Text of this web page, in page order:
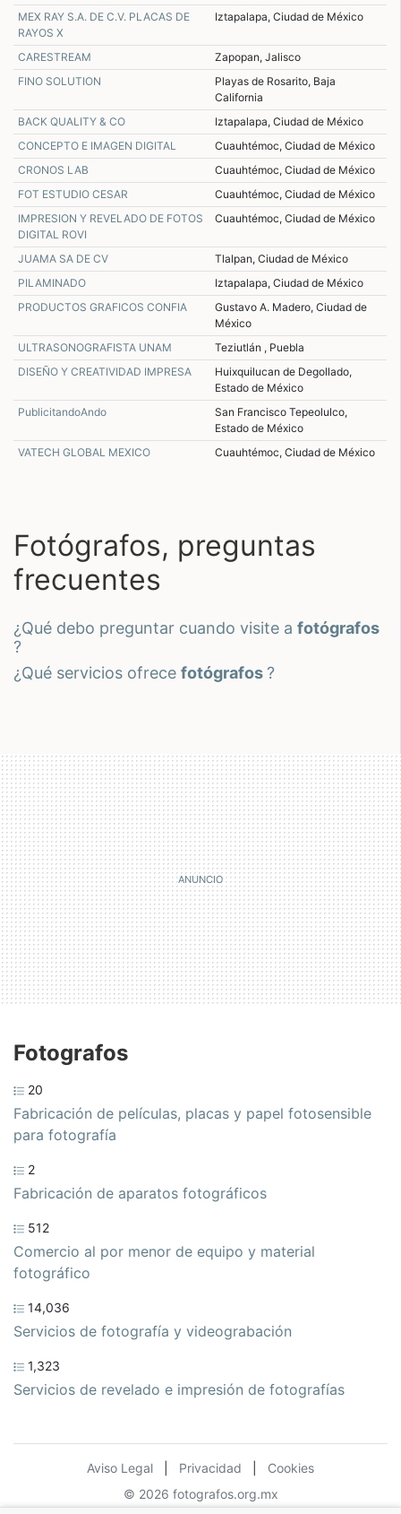
MEX RAY S.A. DE C.V. PLACAS DE
RAYOS X
Iztapalapa, Ciudad de México
CARESTREAM
Zapopan, Jalisco
FINO SOLUTION
Playas de Rosarito, Baja
California
BACK QUALITY & CO
Iztapalapa, Ciudad de México
CONCEPTO E IMAGEN DIGITAL
Cuauhtémoc, Ciudad de México
CRONOS LAB
Cuauhtémoc, Ciudad de México
FOT ESTUDIO CESAR
Cuauhtémoc, Ciudad de México
IMPRESION Y REVELADO DE FOTOS
DIGITAL ROVI
Cuauhtémoc, Ciudad de México
JUAMA SA DE CV
Tlalpan, Ciudad de México
PILAMINADO
Iztapalapa, Ciudad de México
PRODUCTOS GRAFICOS CONFIA
Gustavo A. Madero, Ciudad de
México
ULTRASONOGRAFISTA UNAM
Teziutlán , Puebla
DISEÑO Y CREATIVIDAD IMPRESA
Huixquilucan de Degollado,
Estado de México
PublicitandoAndo
San Francisco Tepeolulco,
Estado de México
VATECH GLOBAL MEXICO
Cuauhtémoc, Ciudad de México
Fotógrafos, preguntas
frecuentes
¿qué debo preguntar cuando visite a fotógrafos
?
¿qué servicios ofrece fotógrafos ?
Fotografos
20
Fabricación de películas, placas y papel fotosensible
para fotografía
2
Fabricación de aparatos fotográficos
512
Comercio al por menor de equipo y material
fotográfico
14,036
Servicios de fotografía y videograbación
1,323
Servicios de revelado e impresión de fotografías
Aviso Legal Privacidad
Cookies
© 2026 fotografos.org.mx